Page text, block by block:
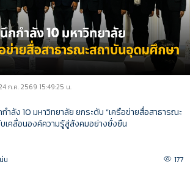
ก.ค. 2569 15:49:25 น.
ลัง 10 มหาวิทยาลัย ยกระดับ “เครือข่ายสื่อสาธารณะ
เคลื่อนองค์ความรู้สู่สังคมอย่างยั่งยืน
น 177